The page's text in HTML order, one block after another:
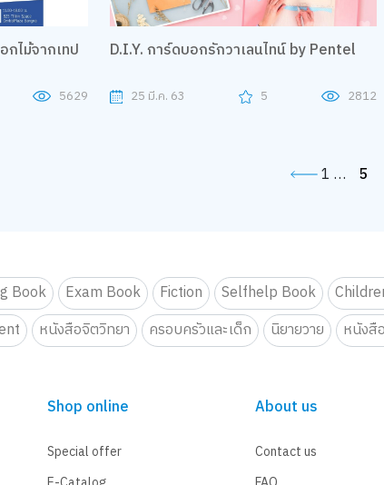
กไม้จากเทป
5629
D.I.Y. การ์ดบอกรักวาเลนไทน์ by Pentel
25 มี.ค. 63 5 2812
1 … 5
Book Exam Book Fiction Selfhelp Book
หนังสือจิตวิทยา ครอบครัวและเด็ก นิยายวาย หนังสื
Shop online
Special offer
About us
Contact us